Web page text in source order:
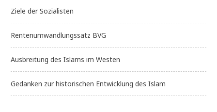
Ziele der Sozialisten
Rentenumwandlungssatz BVG
Ausbreitung des Islams im Westen
Gedanken zur historischen Entwicklung des Islam